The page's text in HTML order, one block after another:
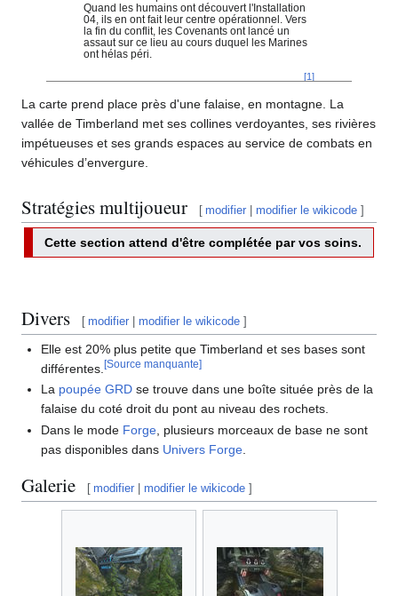
Quand les humains ont découvert l'Installation
04, ils en ont fait leur centre opérationnel. Vers
la fin du conflit, les Covenants ont lancé un
assaut sur ce lieu au cours duquel les Marines
ont hélas péri.
[1]
La carte prend place près d'une falaise, en montagne. La
vallée de Timberland met ses collines verdoyantes, ses rivières
impétueuses et ses grands espaces au service de combats en
véhicules d’envergure.
Stratégies multijoueur [ modifier |modifier le wikicode ]
Cette section attend d'être complétée par vos soins.
Divers [ modifier |modifier le wikicode ]
Elle est 20% plus petite que Timberland et ses bases sont
différentes.[Source manquante]
La poupée GRD se trouve dans une boîte située près de la
falaise du coté droit du pont au niveau des rochets.
Dans le mode Forge , plusieurs morceaux de base ne sont
pas disponibles dans Univers Forge
Galerie [ modifier |modifier le wikicode ]